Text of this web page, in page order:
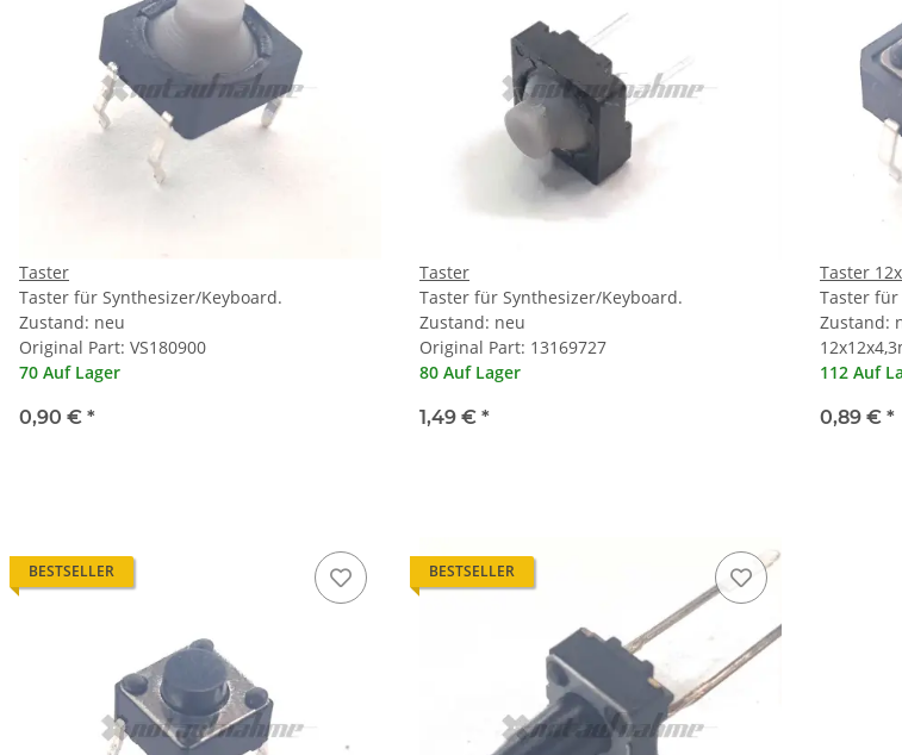
Taster
Taster für Synthesizer/Keyboard.
Zustand: neu
Original Part: VS180900
70 Auf Lager
0,90 € *
Taster
Taster für Synthesizer/Keyboard.
Zustand: neu
Original Part: 13169727
80 Auf Lager
1,49 € *
Taster
Taster für
Zustand:
112 Auf
0,89 € *
BESTSELLER BESTSELLER